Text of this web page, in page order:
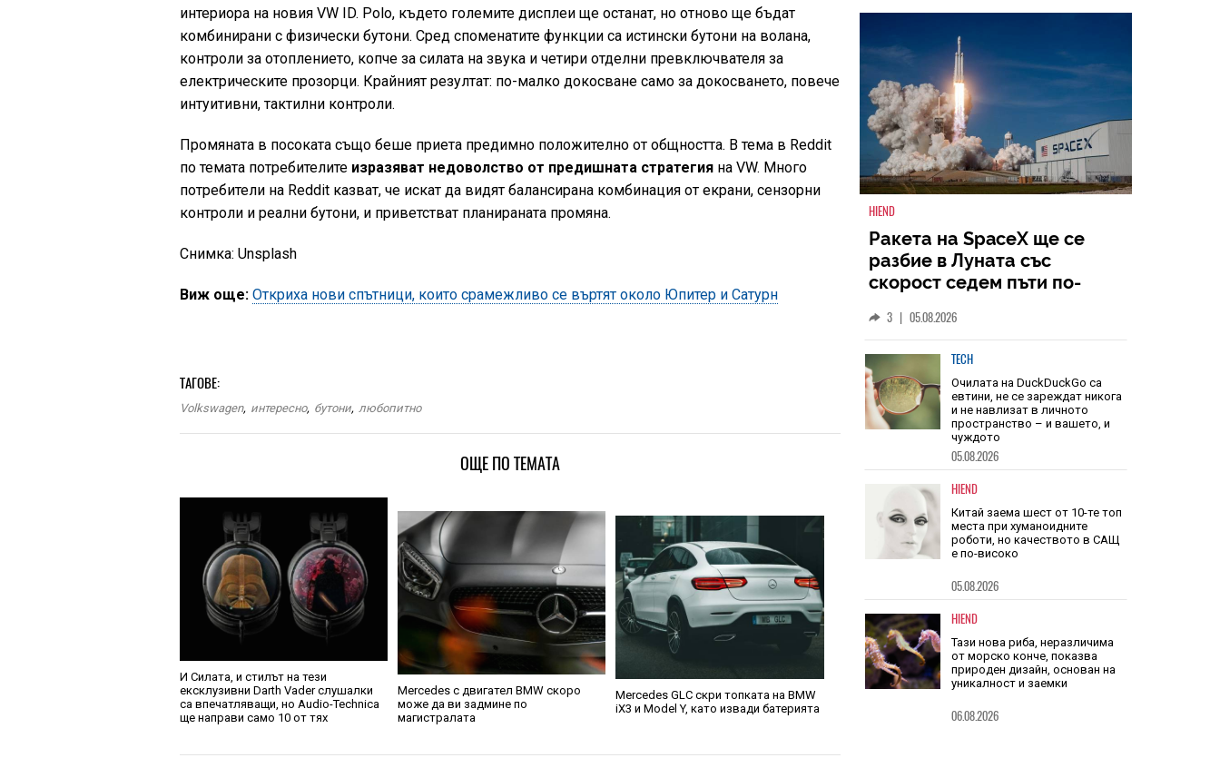
интериора на новия VW ID. Polo, където големите дисплеи ще останат, но отново ще бъдат
комбинирани с физически бутони. Сред споменатите функции са истински бутони на волана,
контроли за отоплението, копче за силата на звука и четири отделни превключвателя за
електрическите прозорци. Крайният резултат: по-малко докосване само за докосването, повече
интуитивни, тактилни контроли.
Промяната в посоката също беше приета предимно положително от общността. В тема в Reddit
по темата потребителите изразяват недоволство от предишната стратегия на VW. Много
потребители на Reddit казват, че искат да видят балансирана комбинация от екрани, сензорни
контроли и реални бутони, и приветстват планираната промяна.
Снимка: Unsplash
Виж още: Откриха нови спътници, които срамежливо се въртят около Юпитер и Сатурн
ТАГОВЕ:
Volkswagen, интересно, бутони, любопитно
ОЩЕ ПО ТЕМАТА
И Силата, и стилът на тези
ексклузивни Darth Vader слушалки
са впечатляващи, но Audio-Technica
ще направи само 10 от тях
Mercedes с двигател BMW скоро
може да ви задмине по
магистралата
Mercedes GLC скри топката на BMW
iX3 и Model Y, като извади батерията
НАЙ-ЧЕТЕНИ
HIEND
Ракета на SpaceX ще се
разбие в Луната със
голяма от скоростта на
звука05.08.2026
TECH
Очилата на DuckDuckGo са
евтини, не се зареждат никога
и не навлизат в личното
пространство – и вашето, и
чуждото
05.08.2026
HIEND
роботи, но качеството в САЩ
е по-високо
05.08.2026
HIEND
Тази нова риба, неразличима
природен дизайн, основан на